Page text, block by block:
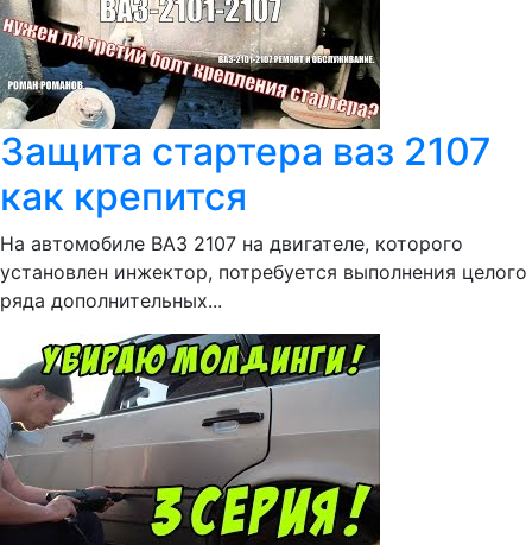
Защита стартера ваз 2107
как крепится
На автомобиле ВАЗ 2107 на двигателе, которого
установлен инжектор, потребуется выполнения целого
ряда дополнительных...